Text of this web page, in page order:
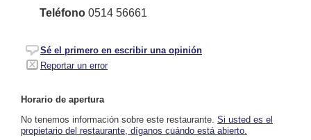
Teléfono 0514 56661
Sé el primero en escribir una opinión
Reportar un error
Horario de apertura
No tenemos información sobre este restaurante. Si usted es el
propietario del restaurante, díganos cuándo está abierto.